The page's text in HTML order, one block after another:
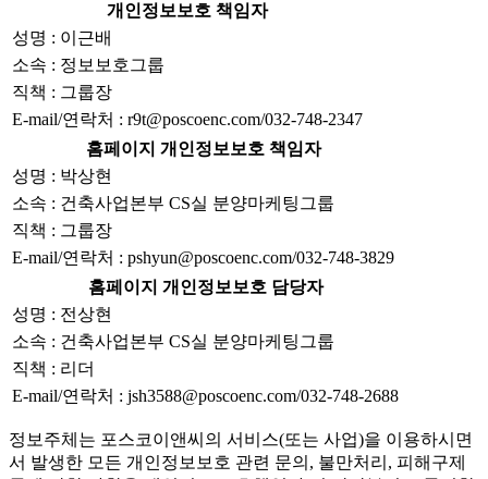
개인정보보호 책임자
성명 : 이근배
소속 : 정보보호그룹
직책 : 그룹장
E-mail/연락처 : r9t@poscoenc.com/032-748-2347
홈페이지 개인정보보호 책임자
성명 : 박상현
소속 : 건축사업본부 CS실 분양마케팅그룹
직책 : 그룹장
E-mail/연락처 : pshyun@poscoenc.com/032-748-3829
홈페이지 개인정보보호 담당자
성명 : 전상현
소속 : 건축사업본부 CS실 분양마케팅그룹
직책 : 리더
E-mail/연락처 : jsh3588@poscoenc.com/032-748-2688
정보주체는 포스코이앤씨의 서비스(또는 사업)을 이용하시면
서 발생한 모든 개인정보보호 관련 문의, 불만처리, 피해구제